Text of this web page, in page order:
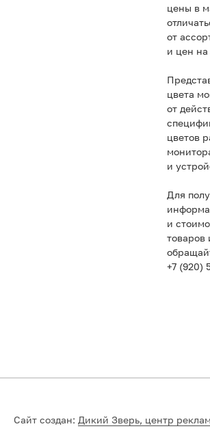
цены в
от
и цен на
цвета
от
цветов
и
Для
и
товаров
+7 (920)
Сайт создан: Дикий Зверь, центр